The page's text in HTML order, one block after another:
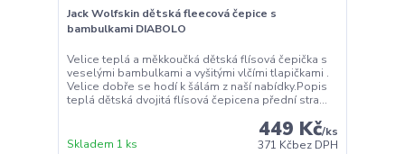
Jack Wolfskin dětská fleecová čepice s
bambulkami DIABOLO
Velice teplá a měkkoučká dětská flísová čepička s
veselými bambulkami a vyšitými vlčími tlapičkami .
Velice dobře se hodí k šálám z naší nabídky.Popis
teplá dětská dvojitá flísová čepicena přední stra...
449 Kč/ks
371 Kčbez DPH
Skladem 1 ks